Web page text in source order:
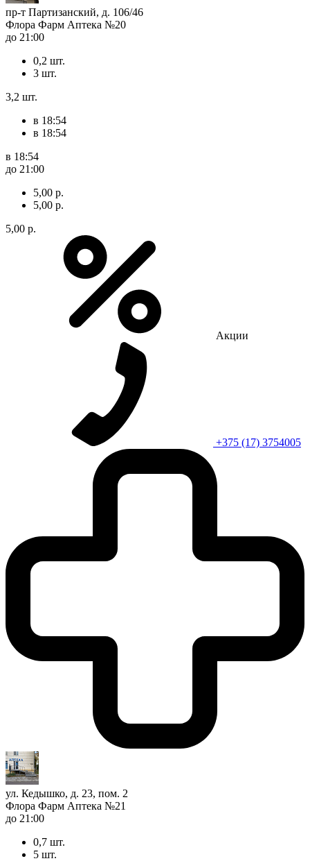
пр-т Партизанский, д. 106/46
Флора Фарм Аптека №20
до 21:00
0,2 шт.
3 шт.
3,2 шт.
в 18:54
в 18:54
в 18:54
до 21:00
5,00 р.
5,00 р.
5,00 р.
Акции
+375 (17) 3754005
ул. Кедышко, д. 23, пом. 2
Флора Фарм Аптека №21
до 21:00
0,7 шт.
5 шт.